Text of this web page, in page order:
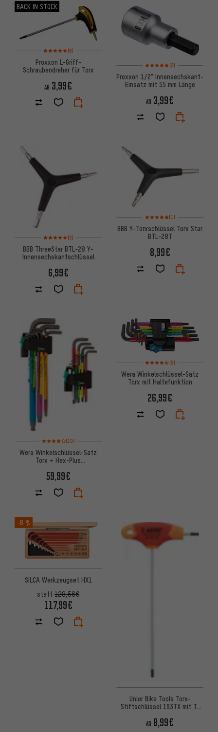
BACK IN STOCK
Bewertungen: 5 von 5 basierend auf 6 Bewertungen
(6)
Proxxon L-Griff-
Schraubendreher für Torx
AB 3,99€
Bewertungen: 5 von 5
(2)
Proxxon 1/2" Innensechskant-
Einsatz mit 55 mm Länge
AB 3,99€
Bewertungen: 5 von 5 basierend auf 2 Bewertungen
(2)
BBB ThreeStar BTL-28 Y-
Innensechskantschlüssel
6,99€
Bewertungen: 5 von 5
(1)
BBB Y-Torxschlüssel Torx Star
BTL-28T
8,99€
Bewertungen: 4 von 5 basierend auf 10 Bewertungen
(10)
Wera Winkelschlüssel-Satz
Torx + Hex-Plus
59,99€
Bewertungen: 4,5 von 5
(5)
Wera Winkelschlüssel-Satz
Torx mit Haltefunktion
26,99€
-8 %
SILCA Werkzeugset HX1
statt 128,56€
117,99€
Unior Bike Tools Torx-
Stiftschlüssel 193TX mit T-
AB 8,99€